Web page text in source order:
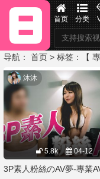
首页 分类
导航： 首页 > 标签：【
5.8k 04-12
沐沐